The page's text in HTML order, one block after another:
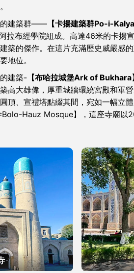
的建築群—— 【卡揚建築群Po-i-
拉布經學院組成。高達46米的卡揚
築的傑作。在這片充滿歷史威嚴感
地位。
建築- 【布哈拉城堡Ark of Bukhara】
高大雄偉，厚重城牆環繞宮殿和軍
頂、宣禮塔點綴其間，宛如一幅立
Bolo-Hauz Mosque】，這座寺廟以